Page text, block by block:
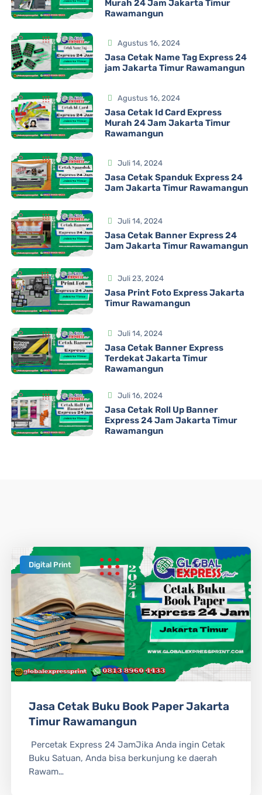
Murah 24 Jam Jakarta Timur
Rawamangun
Agustus 16, 2024
Jasa Cetak Name Tag Express 24
jam Jakarta Timur Rawamangun
Agustus 16, 2024
Jasa Cetak Id Card Express
Murah 24 Jam Jakarta Timur
Rawamangun
Juli 14, 2024
Jasa Cetak Spanduk Express 24
Jam Jakarta Timur Rawamangun
Juli 14, 2024
Jasa Cetak Banner Express 24
Jam Jakarta Timur Rawamangun
Juli 23, 2024
Jasa Print Foto Express Jakarta
Timur Rawamangun
Juli 14, 2024
Jasa Cetak Banner Express
Terdekat Jakarta Timur
Rawamangun
Juli 16, 2024
Jasa Cetak Roll Up Banner
Express 24 Jam Jakarta Timur
Rawamangun
Digital Print
Jasa Cetak Buku Book Paper Jakarta
Timur Rawamangun
Percetak Express 24 JamJika Anda ingin Cetak
Buku Satuan, Anda bisa berkunjung ke daerah
Rawam…